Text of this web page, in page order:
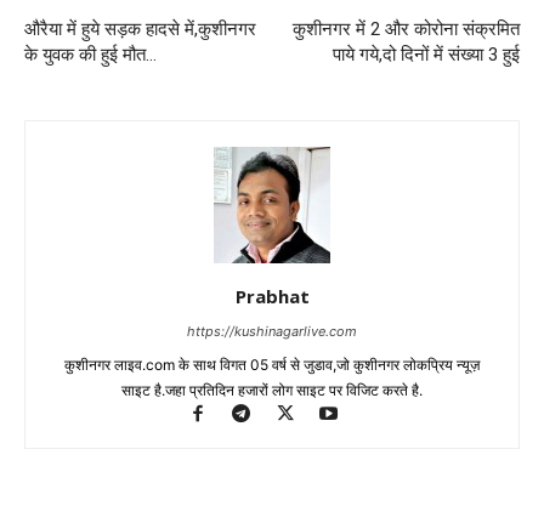
औरैया में हुये सड़क हादसे में,कुशीनगर
के युवक की हुई मौत…
कुशीनगर में 2 और कोरोना संक्रमित
पाये गये,दो दिनों में संख्या 3 हुई
Prabhat
https://kushinagarlive.com
कुशीनगर लाइव.com के साथ विगत 05 वर्ष से जुडाव,जो कुशीनगर लोकप्रिय न्यूज़
साइट है.जहा प्रतिदिन हजारों लोग साइट पर विजिट करते है.